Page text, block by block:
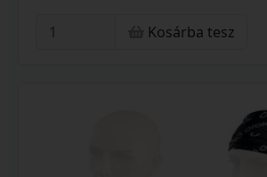
Kosárba tesz